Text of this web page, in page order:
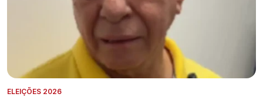
ELEIÇÕES 2026